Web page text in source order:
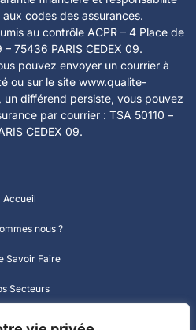
codes des assurances.
au contrôle ACPR – 4 Place de
75436 PARIS CEDEX 09.
pouvez envoyer un courrier à
ou sur le site www.qualite-
un différend persiste, vous pouvez
par courrier : TSA 50110 –
CEDEX 09.
Accueil
nous ?
Savoir Faire
Secteurs